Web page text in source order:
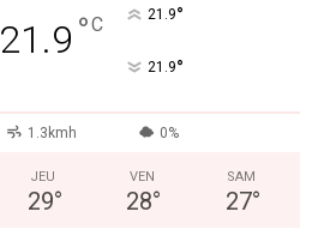
21.9 °C 21.9°
21.9°
1.3kmh 0%
JEU
29°
VEN
28°
SAM
27°